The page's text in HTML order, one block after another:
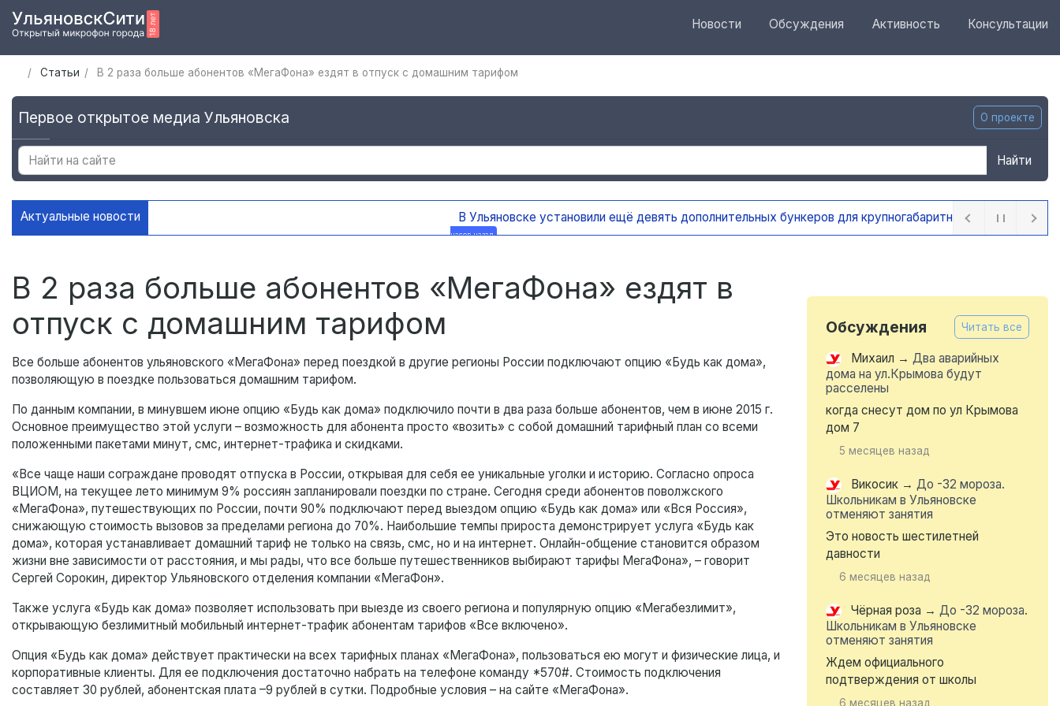
Новости Обсуждения Активность Консультации
Статьи В 2 раза больше абонентов «МегаФона» ездят в отпуск с домашним тарифом
Первое открытое медиа Ульяновска О проекте
Найти
Актуальные новости В Ульяновске установили ещё девять дополнительных бункеров для крупногабаритного мусора 6 часов назад
В 2 раза больше абонентов «МегаФона» ездят в
отпуск с домашним тарифом
Все больше абонентов ульяновского «МегаФона» перед поездкой в другие регионы России подключают опцию «Будь как дома»,
позволяющую в поездке пользоваться домашним тарифом.
По данным компании, в минувшем июне опцию «Будь как дома» подключило почти в два раза больше абонентов, чем в июне 2015 г.
Основное преимущество этой услуги – возможность для абонента просто «возить» с собой домашний тарифный план со всеми
положенными пакетами минут, смс, интернет-трафика и скидками.
«Все чаще наши сограждане проводят отпуска в России, открывая для себя ее уникальные уголки и историю. Согласно опроса
ВЦИОМ, на текущее лето минимум 9% россиян запланировали поездки по стране. Сегодня среди абонентов поволжского
«МегаФона», путешествующих по России, почти 90% подключают перед выездом опцию «Будь как дома» или «Вся Россия»,
снижающую стоимость вызовов за пределами региона до 70%. Наибольшие темпы прироста демонстрирует услуга «Будь как
дома», которая устанавливает домашний тариф не только на связь, смс, но и на интернет. Онлайн-общение становится образом
жизни вне зависимости от расстояния, и мы рады, что все больше путешественников выбирают тарифы МегаФона», – говорит
Сергей Сорокин, директор Ульяновского отделения компании «МегаФон».
Также услуга «Будь как дома» позволяет использовать при выезде из своего региона и популярную опцию «Мегабезлимит»,
открывающую безлимитный мобильный интернет-трафик абонентам тарифов «Все включено».
Опция «Будь как дома» действует практически на всех тарифных планах «МегаФона», пользоваться ею могут и физические лица, и
корпоративные клиенты. Для ее подключения достаточно набрать на телефоне команду *570#. Стоимость подключения
составляет 30 рублей, абонентская плата –9 рублей в сутки. Подробные условия – на сайте «МегаФона».
Обсуждения Читать все
Михаил → Два аварийных
дома на ул.Крымова будут
расселены
когда снесут дом по ул Крымова
дом 7
5 месяцев назад
Викосик → До -32 мороза.
Школьникам в Ульяновске
отменяют занятия
Это новость шестилетней
давности
6 месяцев назад
Чёрная роза → До -32 мороза.
Школьникам в Ульяновске
отменяют занятия
Ждем официального
подтверждения от школы
6 месяцев назад